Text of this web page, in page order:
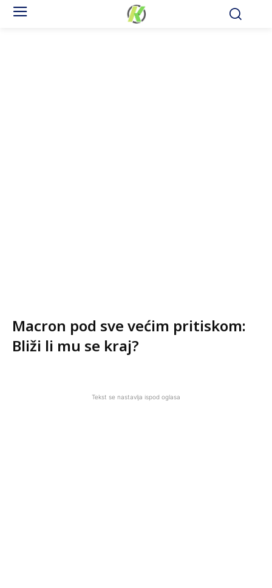
Macron pod sve većim pritiskom:
Bliži li mu se kraj?
Tekst se nastavlja ispod oglasa